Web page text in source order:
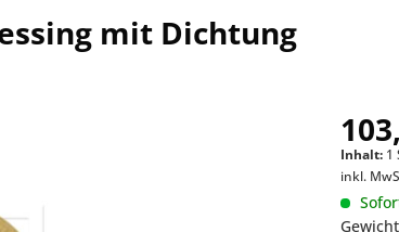
mit Dichtung
Inhalt: 1
inkl.